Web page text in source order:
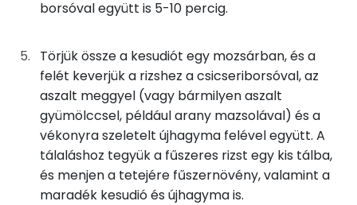
Szelén
19 mg
Kálcium
129 mg
Vas
7 mg
Magnézium
150 mg
borsóval együtt is 5-10 percig.
Törjük össze a kesudiót egy mozsárban, és a
felét keverjük a rizshez a csicseriborsóval, az
aszalt meggyel (vagy bármilyen aszalt
gyümölccsel, például arany mazsolával) és a
vékonyra szeletelt újhagyma felével együtt. A
tálaláshoz tegyük a fűszeres rizst egy kis tálba,
és menjen a tetejére fűszernövény, valamint a
maradék kesudió és újhagyma is.